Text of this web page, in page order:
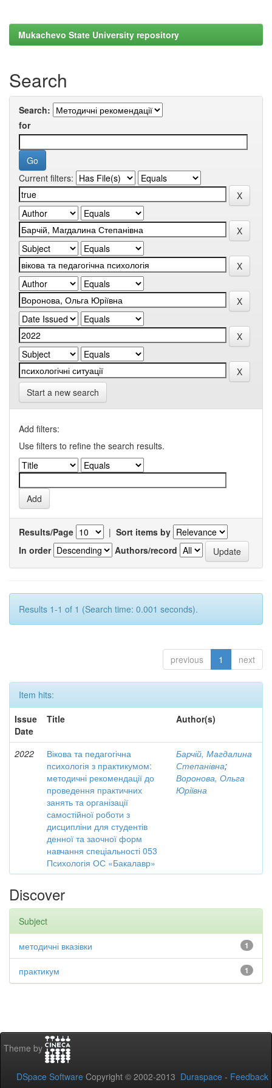
Mukachevo State University repository
Search
Search:
for
Current filters:
Start a new search
Add filters:
Use filters to refine the search results.
Results/Page | Sort items by
In order
Authors/record
Results 1-1 of 1 (Search time: 0.001 seconds).
previous 1 next
Item hits:
Issue
Date
Title Author(s)
2022
Вікова та педагогічна
психологія з практикумом:
методичні рекомендації до
проведення практичних
занять та організації
самостійної роботи з
дисципліни для студентів
денної та заочної форм
навчання спеціальності 053
Психологія ОС «Бакалавр»
Барчій, Магдалина
Степанівна;
Воронова, Ольга
Юріївна
Discover
Subject
1
методичні вказівки
1
практикум
Theme by
DSpace Software Copyright © 2002-2013 Duraspace - Feedback